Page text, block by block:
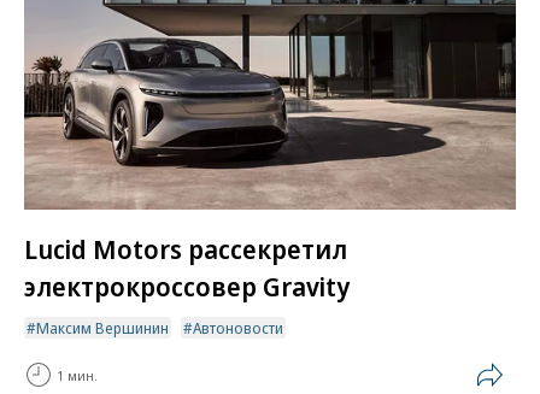
Lucid Motors рассекретил
электрокроссовер Gravity
Максим Вершинин Автоновости
1 мин.